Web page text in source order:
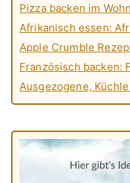
Pizza backen im
Afrikanisch essen:
Apple Crumble
Französisch backen:
Ausgezogene,